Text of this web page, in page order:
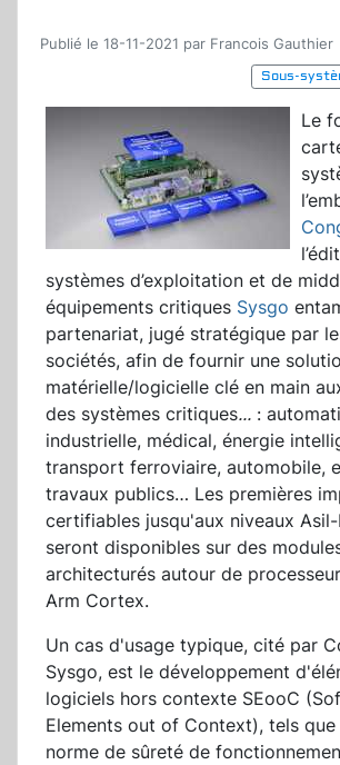
Publié le 18-11-2021 par Francois Gauthier
Sous-
Le
systèmes d’exploitation et de
équipements critiques Sysgo
partenariat, jugé stratégique par
sociétés, afin de fournir une
matérielle/logicielle clé en main
des systèmes critiques... :
industrielle, médical, énergie
transport ferroviaire, automobile,
travaux publics… Les premières
certifiables jusqu'aux niveaux Asil-
seront disponibles sur des
architecturés autour de
Arm Cortex.
Un cas d'usage typique, cité par
Sysgo, est le développement
logiciels hors contexte SEooC
Elements out of Context), tels
norme de sûreté de